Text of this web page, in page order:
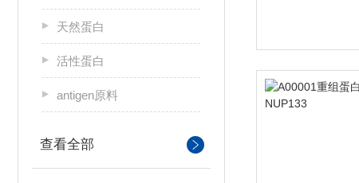
天然蛋白
活性蛋白
antigen原料
查看全部